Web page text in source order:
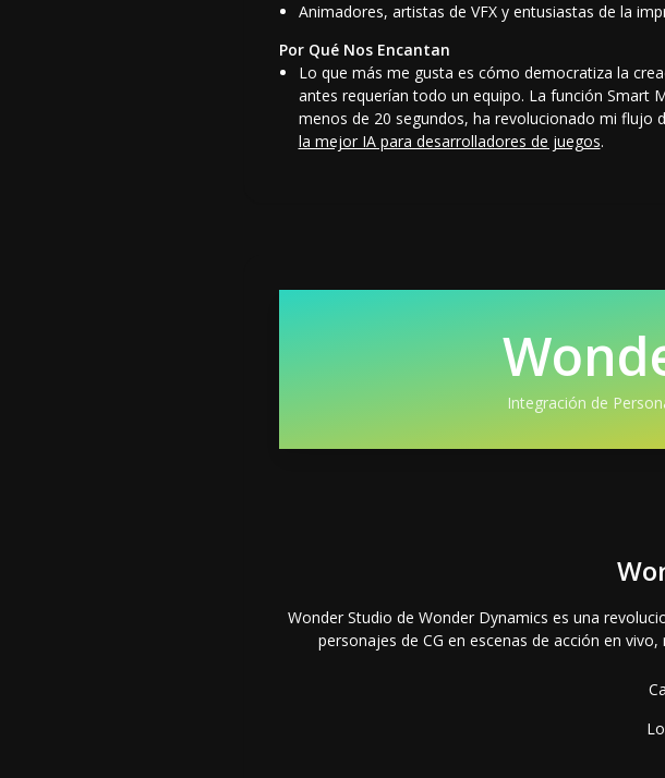
Animadores, artistas de VFX y entusiastas de la
Por Qué Nos Encantan
Lo que más me gusta es cómo democratiza la
antes requerían todo un equipo. La función Smart
menos de 20 segundos, ha revolucionado mi flujo
la mejor IA para desarrolladores de juegos.
Integración de
Wonder Studio de Wonder Dynamics es una
personajes de CG en escenas de acción en